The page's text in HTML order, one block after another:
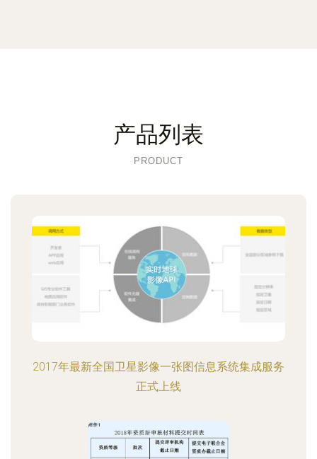
产品列表
PRODUCT
2017年最新全国卫星影像一张图信息系统集成服务
正式上线